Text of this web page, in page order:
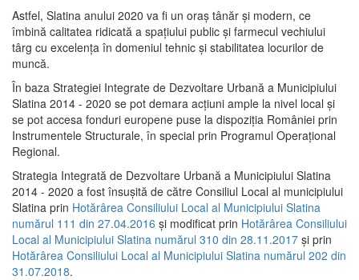
Astfel, Slatina anului 2020 va fi un oraş tânăr şi modern, ce
îmbină calitatea ridicată a spaţiului public şi farmecul vechiului
târg cu excelenţa în domeniul tehnic şi stabilitatea locurilor de
muncă.
În baza Strategiei Integrate de Dezvoltare Urbană a Municipiului
Slatina 2014 - 2020 se pot demara acţiuni ample la nivel local şi
se pot accesa fonduri europene puse la dispoziţia României prin
Instrumentele Structurale, în special prin Programul Operațional
Regional.
Strategia Integrată de Dezvoltare Urbană a Municipiului Slatina
2014 - 2020 a fost însuşită de către Consiliul Local al municipiului
Slatina prin Hotărârea Consiliului Local al Municipiului Slatina
numărul 111 din 27.04.2016 și modificat prin Hotărârea Consiliului
Local al Municipiului Slatina numărul 310 din 28.11.2017 și prin
Hotărârea Consiliului Local al Municipiului Slatina numărul 202 din
31.07.2018.